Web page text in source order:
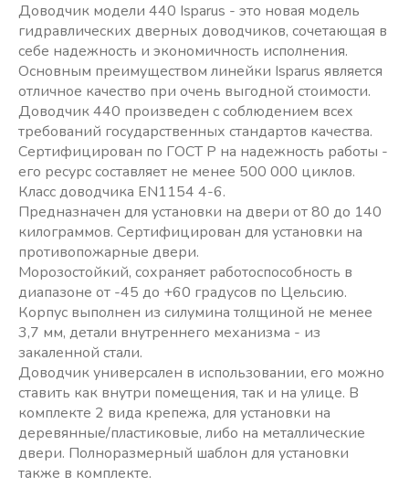
Доводчик модели 440 Isparus - это новая модель
гидравлических дверных доводчиков, сочетающая в
себе надежность и экономичность исполнения.
Основным преимуществом линейки Isparus является
отличное качество при очень выгодной стоимости.
Доводчик 440 произведен с соблюдением всех
требований государственных стандартов качества.
Сертифицирован по ГОСТ Р на надежность работы -
его ресурс составляет не менее 500 000 циклов.
Класс доводчика EN1154 4-6.
Предназначен для установки на двери от 80 до 140
килограммов. Сертифицирован для установки на
противопожарные двери.
Морозостойкий, сохраняет работоспособность в
диапазоне от -45 до +60 градусов по Цельсию.
Корпус выполнен из силумина толщиной не менее
3,7 мм, детали внутреннего механизма - из
закаленной стали.
Доводчик универсален в использовании, его можно
ставить как внутри помещения, так и на улице. В
комплекте 2 вида крепежа, для установки на
деревянные/пластиковые, либо на металлические
двери. Полноразмерный шаблон для установки
также в комплекте.